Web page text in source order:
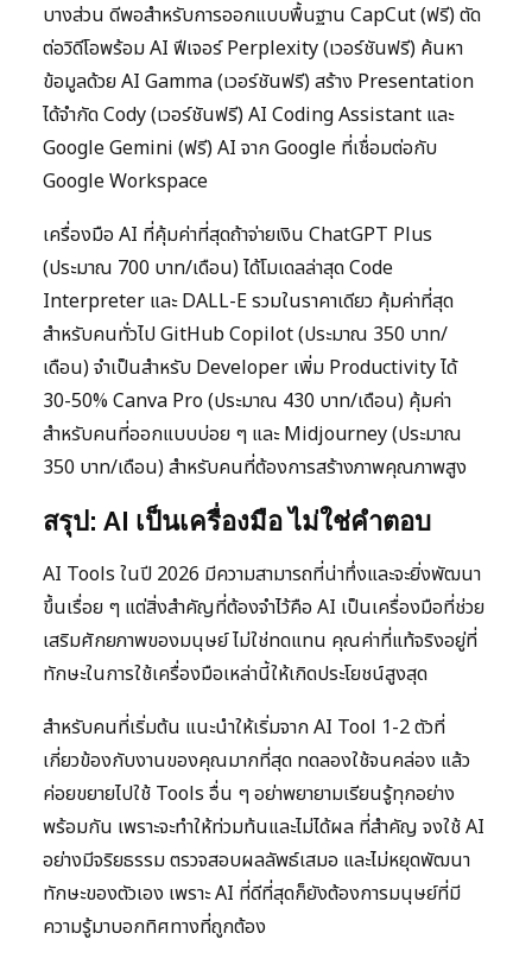
บางส่วน ดีพอสำหรับการออกแบบพื้นฐาน CapCut (ฟรี) ตัด
ต่อวิดีโอพร้อม AI ฟีเจอร์ Perplexity (เวอร์ชันฟรี) ค้นหา
ข้อมูลด้วย AI Gamma (เวอร์ชันฟรี) สร้าง Presentation
ได้จำกัด Cody (เวอร์ชันฟรี) AI Coding Assistant และ
Google Gemini (ฟรี) AI จาก Google ที่เชื่อมต่อกับ
Google Workspace
เครื่องมือ AI ที่คุ้มค่าที่สุดถ้าจ่ายเงิน ChatGPT Plus
(ประมาณ 700 บาท/เดือน) ได้โมเดลล่าสุด Code
Interpreter และ DALL-E รวมในราคาเดียว คุ้มค่าที่สุด
สำหรับคนทั่วไป GitHub Copilot (ประมาณ 350 บาท/
เดือน) จำเป็นสำหรับ Developer เพิ่ม Productivity ได้
30-50% Canva Pro (ประมาณ 430 บาท/เดือน) คุ้มค่า
สำหรับคนที่ออกแบบบ่อย ๆ และ Midjourney (ประมาณ
350 บาท/เดือน) สำหรับคนที่ต้องการสร้างภาพคุณภาพสูง
สรุป: AI เป็นเครื่องมือ ไม่ใช่คำตอบ
AI Tools ในปี 2026 มีความสามารถที่น่าทึ่งและจะยิ่งพัฒนา
ขึ้นเรื่อย ๆ แต่สิ่งสำคัญที่ต้องจำไว้คือ AI เป็นเครื่องมือที่ช่วย
เสริมศักยภาพของมนุษย์ ไม่ใช่ทดแทน คุณค่าที่แท้จริงอยู่ที่
ทักษะในการใช้เครื่องมือเหล่านี้ให้เกิดประโยชน์สูงสุด
สำหรับคนที่เริ่มต้น แนะนำให้เริ่มจาก AI Tool 1-2 ตัวที่
เกี่ยวข้องกับงานของคุณมากที่สุด ทดลองใช้จนคล่อง แล้ว
ค่อยขยายไปใช้ Tools อื่น ๆ อย่าพยายามเรียนรู้ทุกอย่าง
พร้อมกัน เพราะจะทำให้ท่วมท้นและไม่ได้ผล ที่สำคัญ จงใช้ AI
อย่างมีจริยธรรม ตรวจสอบผลลัพธ์เสมอ และไม่หยุดพัฒนา
ทักษะของตัวเอง เพราะ AI ที่ดีที่สุดก็ยังต้องการมนุษย์ที่มี
ความรู้มาบอกทิศทางที่ถูกต้อง